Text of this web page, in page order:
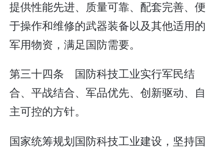
提供性能先进、质量可靠、配套完善、便
于操作和维修的武器装备以及其他适用的
军用物资，满足国防需要。
第三十四条 国防科技工业实行军民结
合、平战结合、军品优先、创新驱动、自
主可控的方针。
国家统筹规划国防科技工业建设，坚持国